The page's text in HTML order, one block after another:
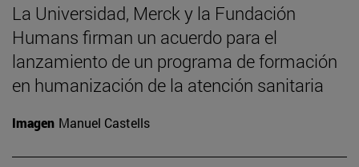
La Universidad, Merck y la Fundación
Humans firman un acuerdo para el
lanzamiento de un programa de formación
en humanización de la atención sanitaria
Imagen Manuel Castells